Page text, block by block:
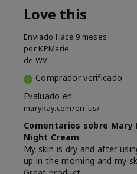
Love this
Enviado Hace 9 meses
por KPMarie
de WV
Comprador verificado
Evaluado en
marykay.com/en-us/
Comentarios sobre Mary
Night Cream
My skin is dry and after
up in the morning and my